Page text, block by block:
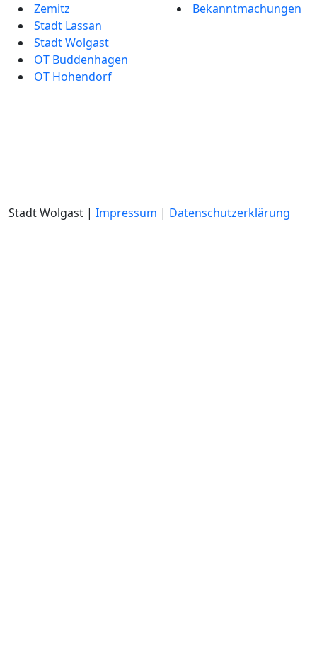
Zemitz
Stadt Lassan
Stadt Wolgast
OT Buddenhagen
OT Hohendorf
Bekannt­machungen
Stadt Wolgast | Impressum | Datenschutzerklärung